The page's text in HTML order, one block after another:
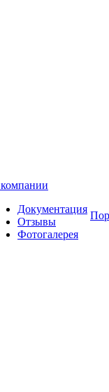
Документация
Отзывы
Фотогалерея